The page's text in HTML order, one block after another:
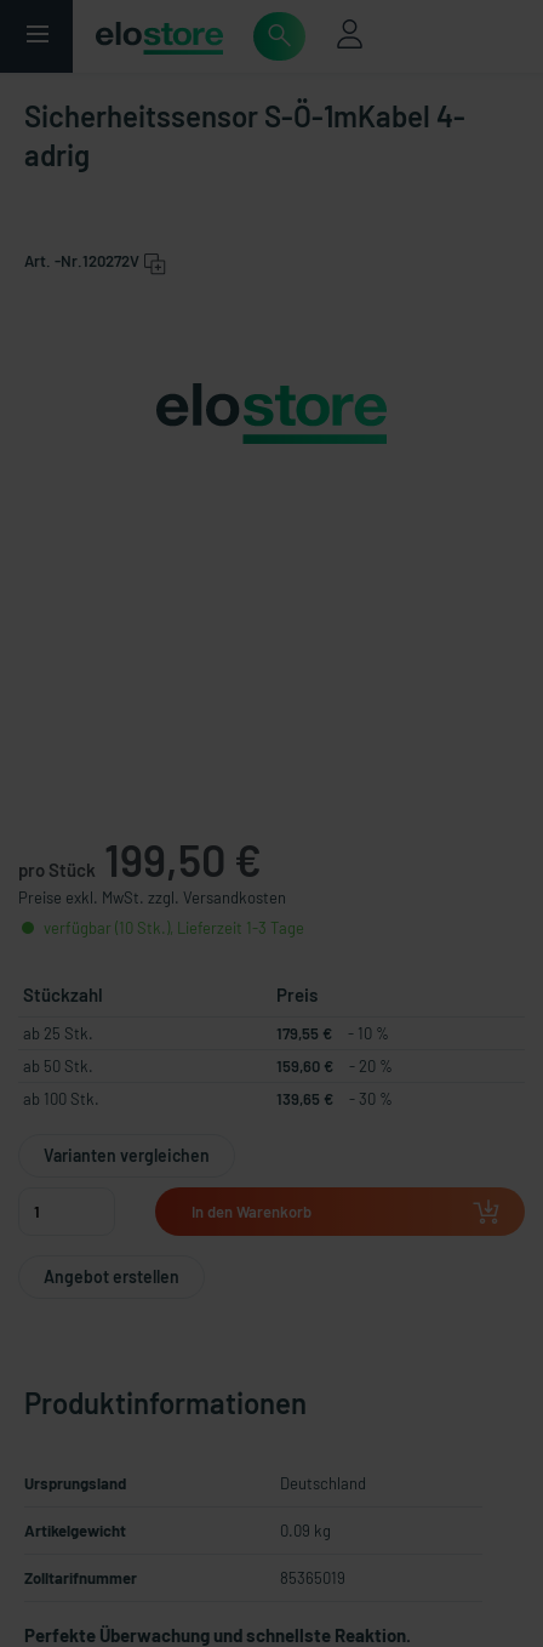
Sicherheitssensor S-Ö-1mKabel 4-
adrig
Art. -Nr. 120272V
pro Stück 199,50 €
Preise exkl. MwSt. zzgl. Versandkosten
verfügbar (10 Stk.), Lieferzeit 1-3 Tage
Stückzahl Preis
ab 25 Stk. 179,55 €
- 10 %
ab 50 Stk.
159,60 €
- 20 %
ab 100 Stk.
139,65 € - 30 %
Varianten vergleichen
In den Warenkorb
Angebot erstellen
Produktinformationen
Ursprungsland Deutschland
Artikelgewicht 0.09 kg
Zolltarifnummer 85365019
Perfekte Überwachung und schnellste Reaktion.